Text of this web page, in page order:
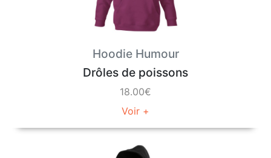
Hoodie Humour
Drôles de poissons
18.00€
Voir +